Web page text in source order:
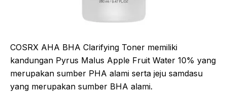
COSRX AHA BHA Clarifying Toner memiliki
kandungan Pyrus Malus Apple Fruit Water 10% yang
merupakan sumber PHA alami serta jeju samdasu
yang merupakan sumber BHA alami.